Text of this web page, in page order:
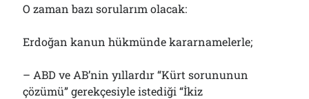
O zaman bazı sorularım olacak:
Erdoğan kanun hükmünde kararnamelerle;
– ABD ve AB’nin yıllardır “Kürt sorununun
çözümü” gerekçesiyle istediği “İkiz